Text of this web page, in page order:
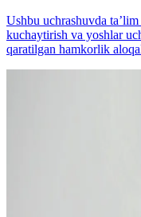
Ushbu uchrashuvda
kuchaytirish va yoshlar
qaratilgan hamkorlik